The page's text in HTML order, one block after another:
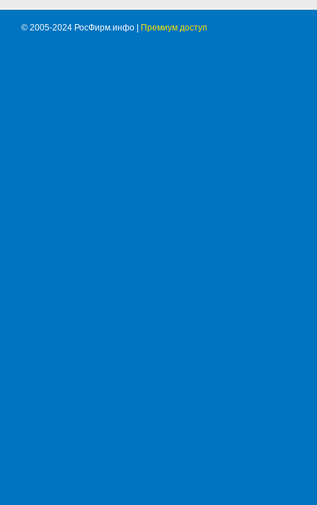
© 2005-2024 РосФирм.инфо | Премиум доступ